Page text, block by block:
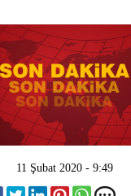
11 Şubat 2020 - 9:49